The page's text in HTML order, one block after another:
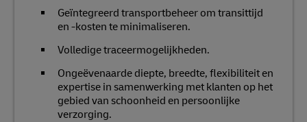
Geïntegreerd transportbeheer om transittijd
en -kosten te minimaliseren.
Volledige traceermogelijkheden.
Ongeëvenaarde diepte, breedte, flexibiliteit en
expertise in samenwerking met klanten op het
gebied van schoonheid en persoonlijke
verzorging.